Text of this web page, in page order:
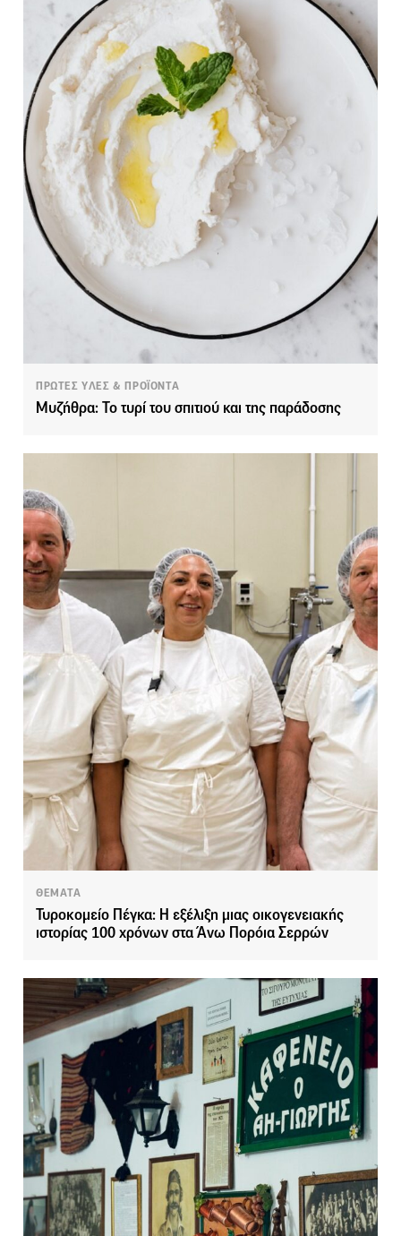
ΠΡΩΤΕΣ ΥΛΕΣ & ΠΡΟΪΟΝΤΑ
Μυζήθρα: Το τυρί του σπιτιού και της παράδοσης
ΘΕΜΑΤΑ
Τυροκομείο Πέγκα: Η εξέλιξη μιας οικογενειακής
ιστορίας 100 χρόνων στα Άνω Πορόια Σερρών